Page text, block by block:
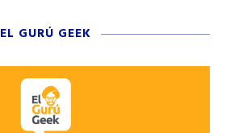
EL GURÚ GEEK